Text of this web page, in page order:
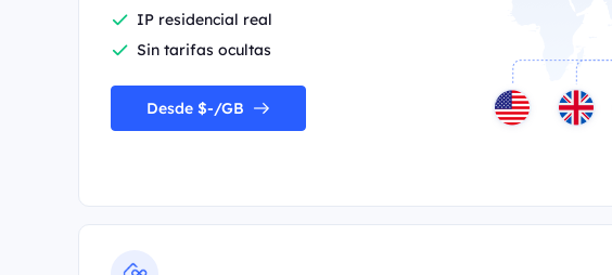
IP residencial real
Sin tarifas ocultas
Desde $-/GB